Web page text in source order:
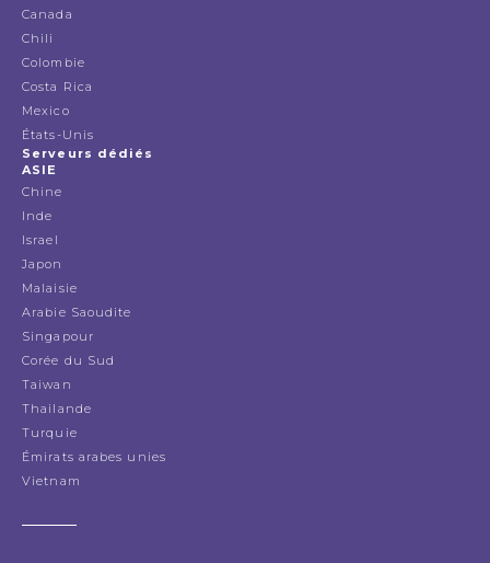
Canada
Chili
Colombie
Costa Rica
Mexico
États-Unis
Serveurs dédiés
ASIE
Chine
Inde
Israel
Japon
Malaisie
Arabie Saoudite
Singapour
Corée du Sud
Taiwan
Thailande
Turquie
Émirats arabes unies
Vietnam